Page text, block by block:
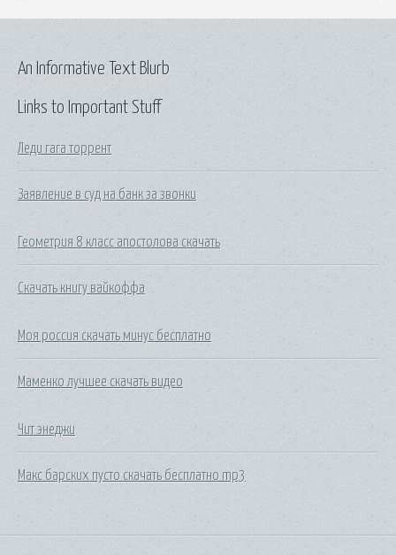
Links to Important Stuff
Леди гага торрент
Заявление в суд на банк за звонки
Геометрия 8 класс апостолова скачать
Скачать книгу вайкоффа
Моя россия скачать минус бесплатно
Маменко лучшее скачать видео
Чит энеджи
Макс барских пусто скачать бесплатно mp3
An Informative Text Blurb